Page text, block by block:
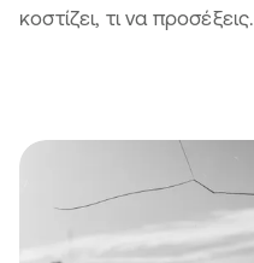
κοστίζει, τι να προσέξεις.